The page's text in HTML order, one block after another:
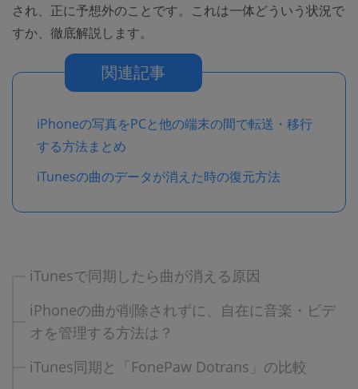
され、正に予想外のことです。これは一体どういう状況で
すか、徹底解説します。
関連記事
iPhoneの写真をPCと他の端末の間で転送・移行
する方法まとめ
iTunesの曲のデータが消えた時の復元方法
iTunesで同期したら曲が消える原因
iPhoneの曲が削除されずに、自在に音楽・ビデ
オを管理する方法は？
iTunes同期と「FonePaw Dotrans」の比較